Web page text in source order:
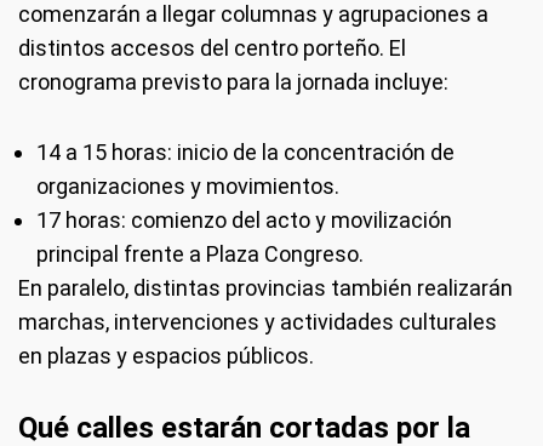
comenzarán a llegar columnas y agrupaciones a
distintos accesos del centro porteño. El
cronograma previsto para la jornada incluye:
14 a 15 horas: inicio de la concentración de
organizaciones y movimientos.
17 horas: comienzo del acto y movilización
principal frente a Plaza Congreso.
En paralelo, distintas provincias también realizarán
marchas, intervenciones y actividades culturales
en plazas y espacios públicos.
Qué calles estarán cortadas por la